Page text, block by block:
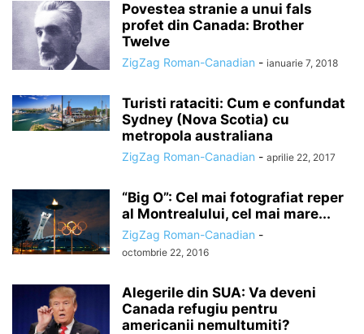
Povestea stranie a unui fals
profet din Canada: Brother
Twelve
ZigZag Roman-Canadian - ianuarie 7, 2018
Turisti rataciti: Cum e confundat
Sydney (Nova Scotia) cu
metropola australiana
ZigZag Roman-Canadian - aprilie 22, 2017
“Big O”: Cel mai fotografiat reper
al Montrealului, cel mai mare...
ZigZag Roman-Canadian -
octombrie 22, 2016
Alegerile din SUA: Va deveni
Canada refugiu pentru
americanii nemultumiti?